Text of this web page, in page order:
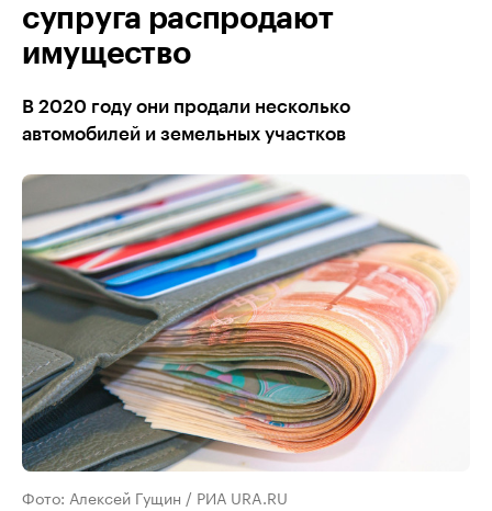
супруга распродают
имущество
В 2020 году они продали несколько
автомобилей и земельных участков
Фото: Алексей Гущин / РИА URA.RU